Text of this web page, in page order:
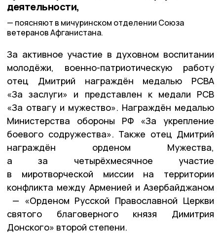
деятельности,
поясняют в мичуринском отделении Союза
ветеранов Афганистана.
За активное участие в духовном воспитании
молодёжи, военно-патриотическую работу
отец Дмитрий награждён медалью РСВА
«За заслуги» и представлен к медали РСВ
«За отвагу и мужество». Награждён медалью
Министерства обороны РФ «За укрепление
боевого содружества». Также отец Дмитрий
награждён орденом Мужества,
а за четырёхмесячное участие
в миротворческой миссии на территории
конфликта между Арменией и Азербайджаном
— «Орденом Русской Православной Церкви
святого благоверного князя Димитрия
Донского» второй степени.